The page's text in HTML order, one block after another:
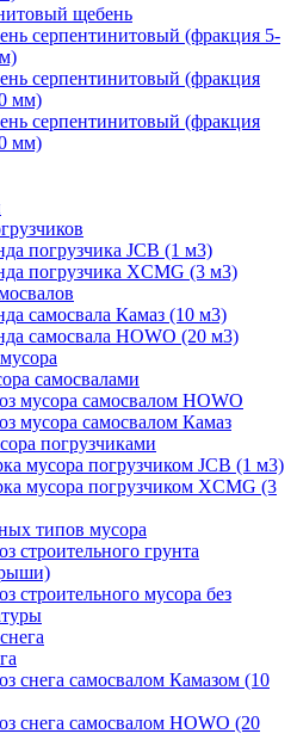
щебень
серпентинитовый (фракция 5-
серпентинитовый (фракция
мм)
серпентинитовый (фракция
мм)
погрузчика JCB (1 м3)
погрузчика XCMG (3 м3)
самосвала Камаз (10 м3)
самосвала HOWO (20 м3)
самосвалами
мусора самосвалом HOWO
мусора самосвалом Камаз
погрузчиками
мусора погрузчиком JCB (1 м3)
мусора погрузчиком XCMG (3
типов мусора
строительного грунта
строительного мусора без
снега самосвалом Камазом (10
снега самосвалом HOWO (20